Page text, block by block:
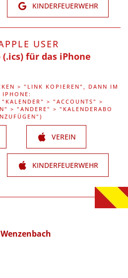
KINDERFEUERWEHR
USER
für das iPhone
> "LINK KOPIEREN", DANN IM
IPHONE:
> "ACCOUNTS" >
> "ANDERE" > "KALENDERABO
VEREIN
KINDERFEUERWEHR